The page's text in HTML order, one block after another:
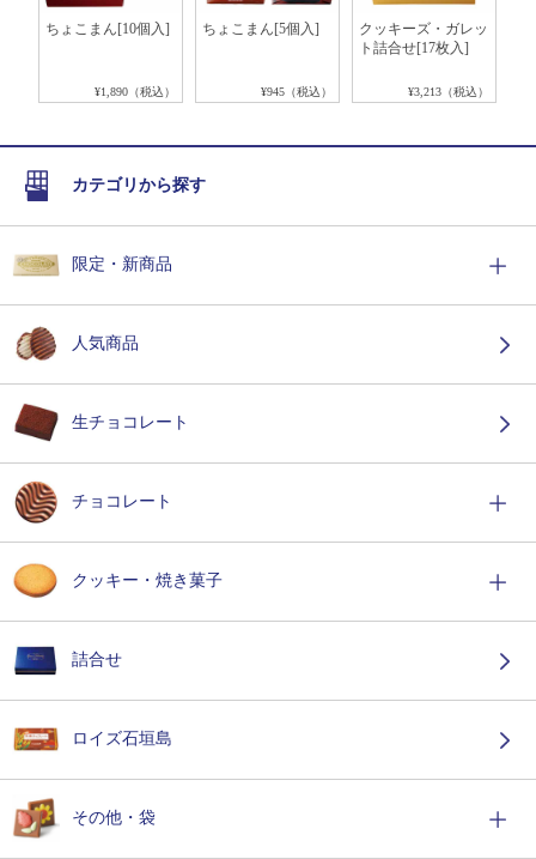
ちょこまん[10個入]
¥1,890（税込）
ちょこまん[5個入]
¥945（税込）
クッキーズ・ガレッ
ト詰合せ[17枚入]
¥3,213（税込）
カテゴリから探す
限定・新商品
人気商品
生チョコレート
チョコレート
クッキー・焼き菓子
詰合せ
ロイズ石垣島
その他・袋